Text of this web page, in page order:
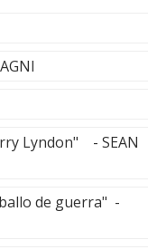
Lyndon" - SEAN
de guerra" -